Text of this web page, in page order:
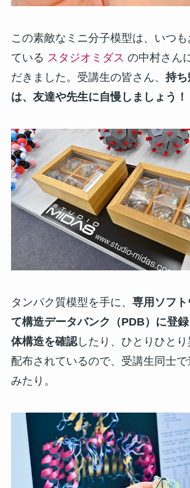
この素敵なミニ分子模型は、いつ
ている スタジオミダス の中村さん
だきました。受講生の皆さん、 持ち
は、友達や先生に自慢しましょう！
タンパク質模型を手に、 専用ソフ
て構造データバンク（PDB）に登
体構造を確認したり、ひとりひと
配布されているので、受講生同士
みたり。